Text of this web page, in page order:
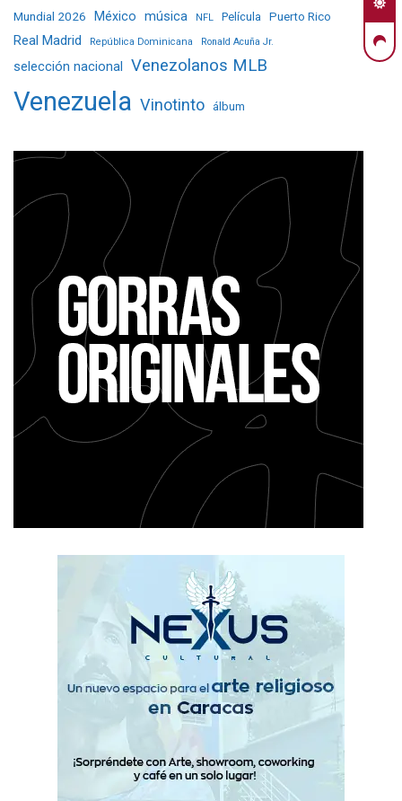
Mundial 2026 México música NFL Película Puerto Rico
Real Madrid República Dominicana Ronald Acuña Jr.
selección nacional Venezolanos MLB
Venezuela Vinotinto álbum